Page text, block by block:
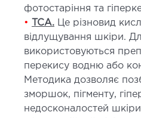
ТА
і гемосорбція
фотостаріння та
•
TCA. Це різновид
відлущування шкіри.
використовуються
перекису водню або
Методика дозволяє
зморшок, пігменту,
недосконалостей